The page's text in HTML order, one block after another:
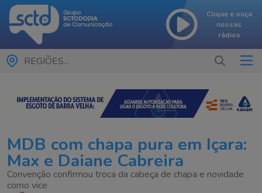
Clique e ouça
nossas
rádios
REGIÕES...
MDB com chapa pura em Içara:
Max e Daiane Cabreira
Convenção confirmou troca da cabeça de chapa e novidade
como vice